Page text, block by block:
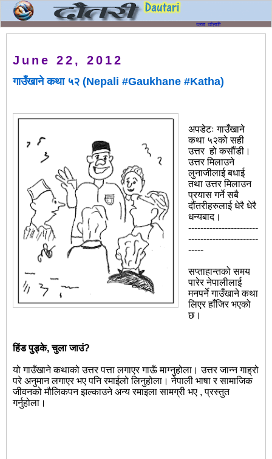
June 22, 2012
गाउँखाने कथा ५२ (Nepali #Gaukhane #Katha)
अपडेटः गाउँखाने
कथा ५२को सही
उत्तर हो कसौंडी।
उत्तर मिलाउने
लुनाजीलाई बधाई
तथा उत्तर मिलाउन
प्रयास गर्ने सबै
दौंतरीहरुलाई धेरै धेरै
धन्यबाद।
‍‍‍‍‍‍‍‍‍‍‍‍‍‍‍‍‍‍‍‍‍‍‍‍‍‍‍‍‍‍‍‍‍‍-----------------------
-----------------------
-----
सप्ताहान्तको समय
पारेर नेपालीलाई
मनपर्ने गाउँखाने कथा
लिएर हाँजिर भएको
छ।
हिंड पुड्के, चुला जाउं?
यो गाउँखाने कथाको उत्तर पत्ता लगाएर गाऊँ माग्नुहोला। उत्तर जान्न गाह्रो
परे अनुमान लगाएर भए पनि रमाईलो लिनुहोला। नेपाली भाषा र सामाजिक
जीवनको मौलिकपन झल्काउने अन्य रमाइला सामग्री भए , प्रस्तुत
गर्नुहोला।